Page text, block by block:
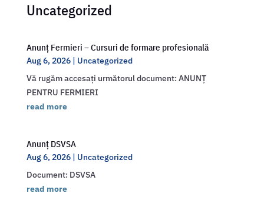
Uncategorized
Anunț Fermieri – Cursuri de formare profesională
Aug 6, 2026| Uncategorized
Vă rugăm accesați următorul document: ANUNȚ
PENTRU FERMIERI
read more
Anunț DSVSA
Aug 6, 2026| Uncategorized
Document: DSVSA
read more